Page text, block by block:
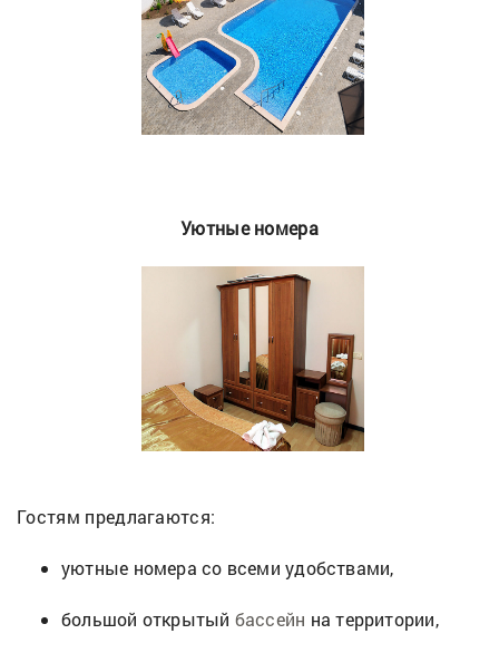
Уютные номера
Гостям предлагаются:
уютные номера со всеми удобствами,
большой открытый бассейн на территории,